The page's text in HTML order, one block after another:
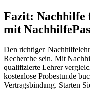
Fazit: Nachhilfe
mit
Den richtigen
Recherche sein. Mit
qualifizierte Lehrer
kostenlose Probestunde
Vertragsbindung. Starten